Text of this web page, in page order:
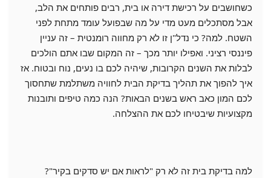
כשחושבים על רכישת דירה או בית, רבים פותחים את הלב,
אבל מסתכלים מעט מדי על מה שבפועל עומד מתחת לפני
השטח. למה? כי נדל"ן זו לא רק מחווה רומנטית – זה עניין
פיננסי רציני. ואפילו יותר מכך – זה המקום שבו אתם הולכים
לבלות את השנים הקרובות, שיהיה לכם בו נעים, נוח ובטוח. אז
איך להפוך את תהליך בדיקת הבית לחוויה משתלמת שתחסוך
לכם המון כאב ראש בשנים הבאות? הנה כמה טיפים ותובנות
מקצועיות שיבטיחו לכם את ההצלחה.
למה בדיקת בית זה לא רק "לראות אם יש סדקים בקיר"?